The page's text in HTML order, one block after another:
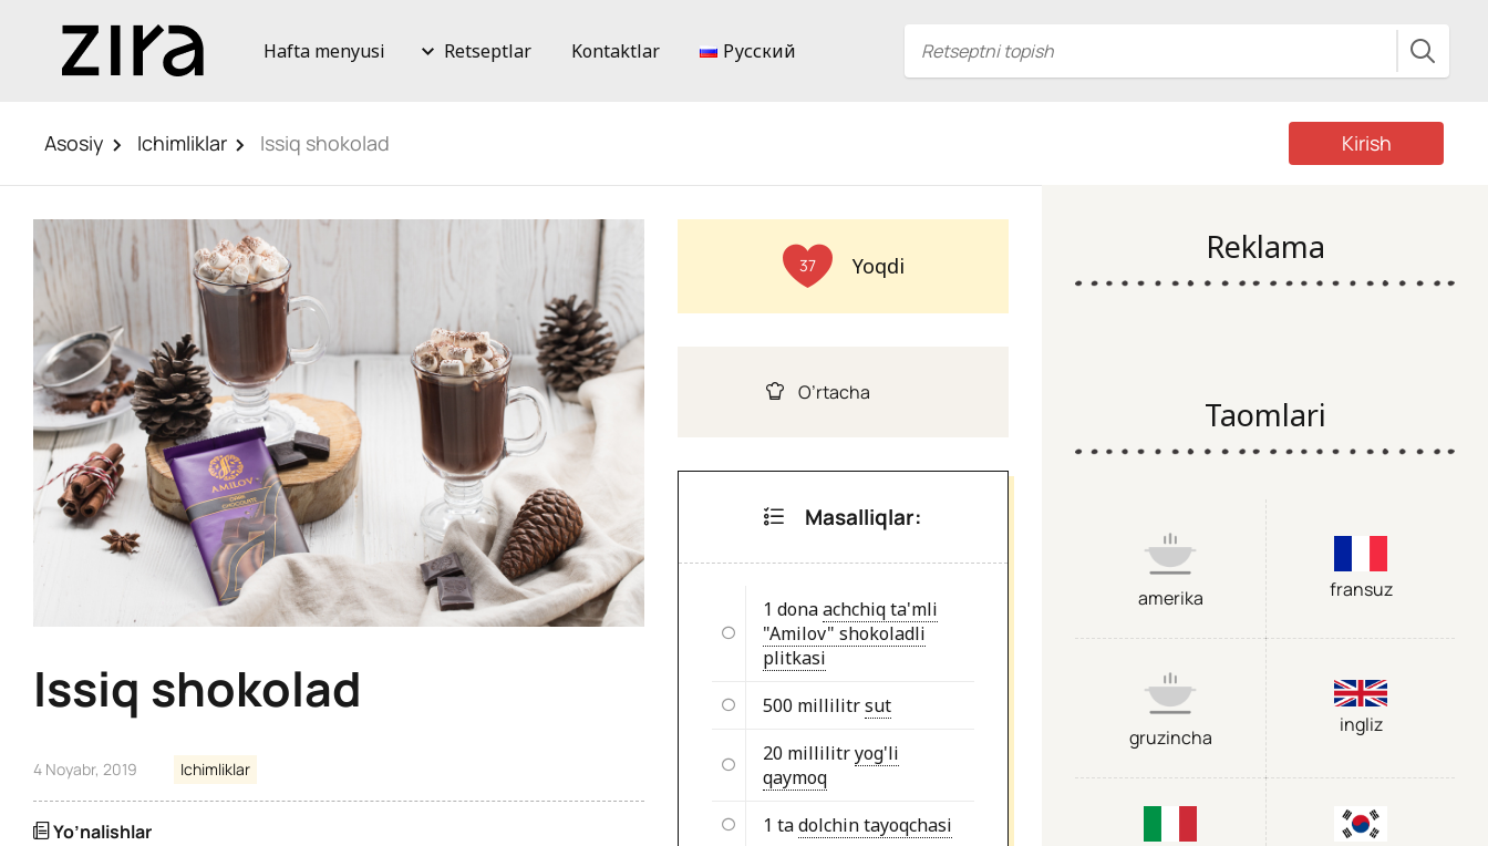
Hafta menyusi Retseptlar Kontaktlar Русский
Asosiy Ichimliklar Issiq shokolad Kirish
Issiq shokolad
4 Noyabr, 2019 Ichimliklar
Yo’nalishlar
37 Yoqdi
O’rtacha
Masalliqlar:
1 donaachchiq ta'mli
"Amilov" shokoladli
plitkasi
500 millilitrsut
20 millilitryog'li
qaymoq
1 tadolchin tayoqchasi
Reklama
Taomlari
amerika fransuz
gruzincha
ingliz